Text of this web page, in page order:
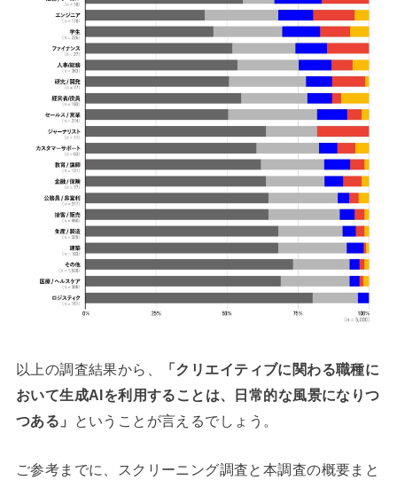
以上の調査結果から、
「クリエイティブに関わる職種に
おいて生成AIを利用することは、日常的な風景になりつ
つある」
ということが言えるでしょう。
ご参考までに、スクリーニング調査と本調査の概要まと